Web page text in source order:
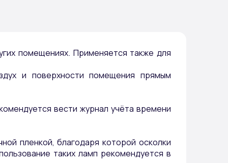
помещениях. Применяется также для
и поверхности помещения прямым
вести журнал учёта времени
пленкой, благодаря которой осколки
таких ламп рекомендуется в